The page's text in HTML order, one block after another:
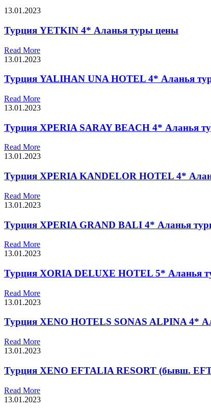
13.01.2023
Турция YETKIN 4* Аланья туры цены
Read More
13.01.2023
Турция YALIHAN UNA HOTEL 4* Аланья
Read More
13.01.2023
Турция XPERIA SARAY BEACH 4* Аланья
Read More
13.01.2023
Турция XPERIA KANDELOR HOTEL 4*
Read More
13.01.2023
Турция XPERIA GRAND BALI 4* Аланья
Read More
13.01.2023
Турция XORIA DELUXE HOTEL 5* Аланья
Read More
13.01.2023
Турция XENO HOTELS SONAS ALPINA 4*
Read More
13.01.2023
Турция XENO EFTALIA RESORT (бывш.
Read More
13.01.2023